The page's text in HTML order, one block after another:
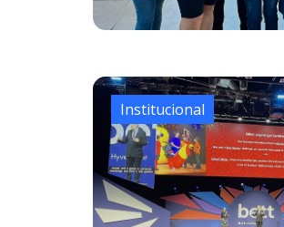
Institucional